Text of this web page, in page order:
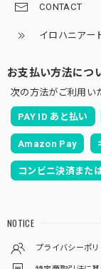
CONTACT
イロハニアー
お支払い方法につ
次の方法がご利用い
PAY ID あと払い
Amazon Pay
コンビニ決済また
NOTICE
プライバシーポリ